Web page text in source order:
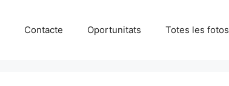
Contacte Oportunitats Totes les fotos